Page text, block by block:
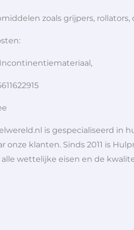
zoals grijpers,
is gespecialiseerd in
onze klanten. Sinds 2011 is
wettelijke eisen en de